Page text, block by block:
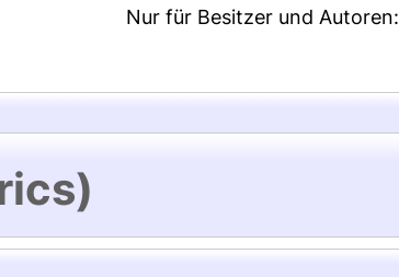
Nur für Besitzer und Autoren: